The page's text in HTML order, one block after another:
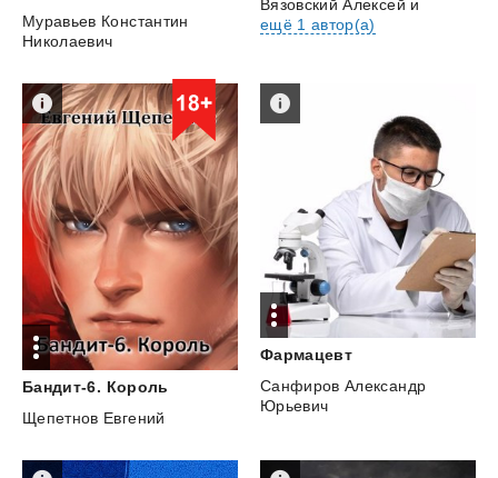
Муравьев Константин
Николаевич
Вязовский Алексей и
ещё 1 автор(а)
Бандит-6. Король
Щепетнов Евгений
Фармацевт
Санфиров Александр
Юрьевич